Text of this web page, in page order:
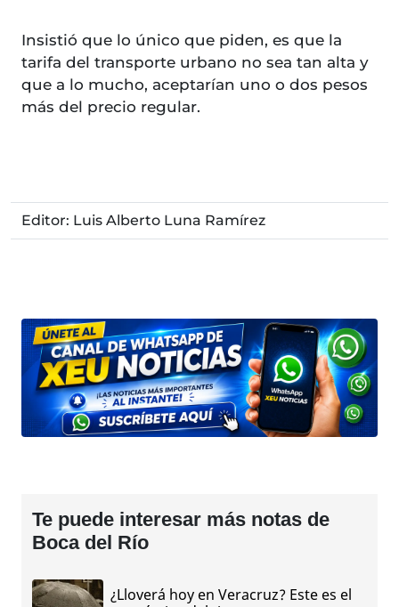
Insistió que lo único que piden, es que la
tarifa del transporte urbano no sea tan alta y
que a lo mucho, aceptarían uno o dos pesos
más del precio regular.
Editor: Luis Alberto Luna Ramírez
Te puede interesar más notas de
Boca del Río
¿Lloverá hoy en Veracruz? Este es el